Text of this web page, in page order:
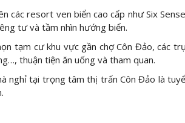
các resort ven biển cao cấp như Six
tư và tầm nhìn hướng biển.
tạm cư khu vực gần chợ Côn Đảo, các
thuận tiện ăn uống và tham quan.
nghỉ tại trọng tâm thị trấn Côn Đảo là